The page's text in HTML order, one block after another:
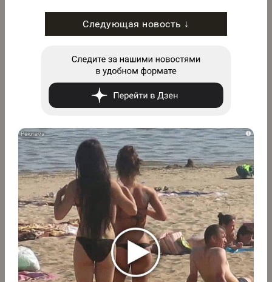
Следующая новость ↓
i